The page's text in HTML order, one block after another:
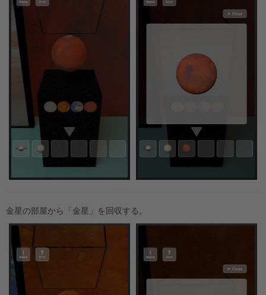
金星の部屋から「金星」を回収する。